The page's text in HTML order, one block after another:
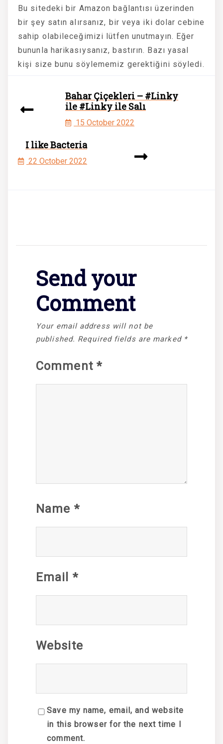
Bu sitedeki bir Amazon bağlantısı üzerinden
bir şey satın alırsanız, bir veya iki dolar cebine
sahip olabileceğimizi lütfen unutmayın. Eğer
bununla harikasıysanız, bastırın. Bazı yasal
kişi size bunu söylememiz gerektiğini söyledi.
Bahar Çiçekleri – #Linky
ile #Linky ile Salı
15 October 2022
I like Bacteria
22 October 2022
Send your
Comment
Your email address will not be
published. Required fields are marked *
Comment *
Name *
Email *
Website
Save my name, email, and website
in this browser for the next time I
comment.